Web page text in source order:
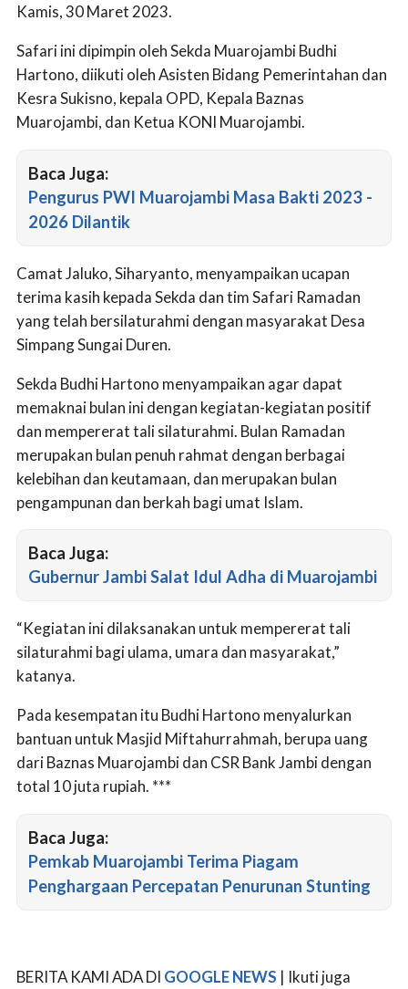
Kamis, 30 Maret 2023.
Safari ini dipimpin oleh Sekda Muarojambi Budhi
Hartono, diikuti oleh Asisten Bidang Pemerintahan dan
Kesra Sukisno, kepala OPD, Kepala Baznas
Muarojambi, dan Ketua KONI Muarojambi.
Baca Juga:
Pengurus PWI Muarojambi Masa Bakti 2023 -
2026 Dilantik
Camat Jaluko, Siharyanto, menyampaikan ucapan
terima kasih kepada Sekda dan tim Safari Ramadan
yang telah bersilaturahmi dengan masyarakat Desa
Simpang Sungai Duren.
Sekda Budhi Hartono menyampaikan agar dapat
memaknai bulan ini dengan kegiatan-kegiatan positif
dan mempererat tali silaturahmi. Bulan Ramadan
merupakan bulan penuh rahmat dengan berbagai
kelebihan dan keutamaan, dan merupakan bulan
pengampunan dan berkah bagi umat Islam.
Baca Juga:
Gubernur Jambi Salat Idul Adha di Muarojambi
“Kegiatan ini dilaksanakan untuk mempererat tali
silaturahmi bagi ulama, umara dan masyarakat,”
katanya.
Pada kesempatan itu Budhi Hartono menyalurkan
bantuan untuk Masjid Miftahurrahmah, berupa uang
dari Baznas Muarojambi dan CSR Bank Jambi dengan
total 10 juta rupiah. ***
Baca Juga:
Pemkab Muarojambi Terima Piagam
Penghargaan Percepatan Penurunan Stunting
BERITA KAMI ADA DI GOOGLE NEWS | Ikuti juga